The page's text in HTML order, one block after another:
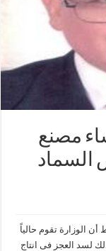
مصنع
السماد
الوزارة تقوم حالياً
لسد العجز فى انتاج